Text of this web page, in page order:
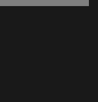
ventana)
ventana)